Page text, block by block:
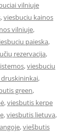
vilniuje
,viesbuciu kainos
vilniuje,
paieska,
rezervacija,
,viesbuciu
,
green,
,viesbutis kerpe
,viesbutis lietuva,
,viešbutis